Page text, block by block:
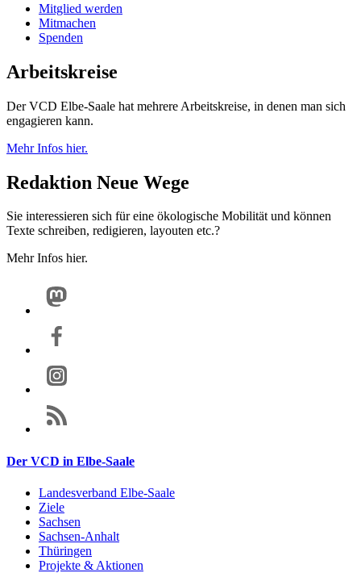
Mitglied werden
Mitmachen
Spenden
Arbeitskreise
Der VCD Elbe-Saale hat mehrere Arbeitskreise, in denen man sich
engagieren kann.
Mehr Infos hier.
Redaktion Neue Wege
Sie interessieren sich für eine ökologische Mobilität und können
Texte schreiben, redigieren, layouten etc.?
Mehr Infos hier.
Der VCD in Elbe-Saale
Landesverband Elbe-Saale
Ziele
Sachsen
Sachsen-Anhalt
Thüringen
Projekte & Aktionen